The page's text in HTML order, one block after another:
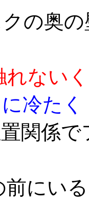
の奥
れない
冷たく
関係
前にい